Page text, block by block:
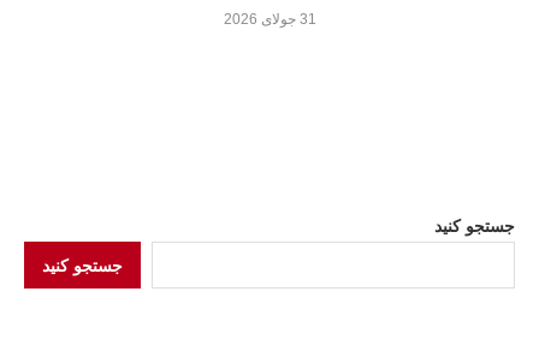
31 جولای 2026
جستجو کنید
جستجو کنید